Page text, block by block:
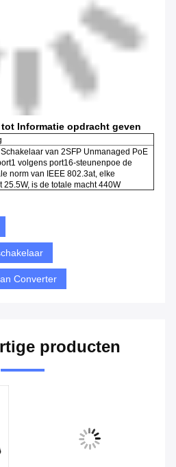
Informatie opdracht geven
van 2SFP Unmanaged PoE
volgens port16-steunenpoe de
norm van IEEE 802.3at, elke
25.5W, is de totale macht 440W
Converter
producten